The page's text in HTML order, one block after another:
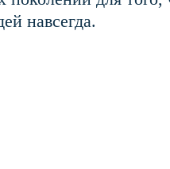
навсегда.